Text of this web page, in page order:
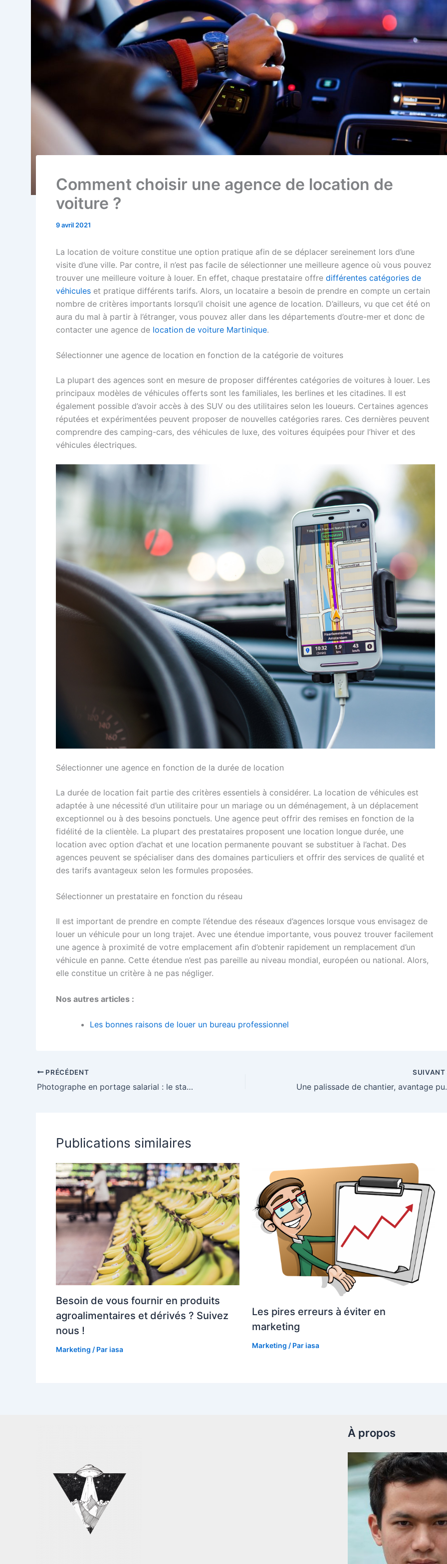
Comment choisir une agence de location de
voiture ?
9 avril 2021
La location de voiture constitue une option pratique afin de se déplacer sereinement lors d’une
visite d’une ville. Par contre, il n’est pas facile de sélectionner une meilleure agence où vous pouvez
trouver une meilleure voiture à louer. En effet, chaque prestataire offre différentes catégories de
véhicules et pratique différents tarifs. Alors, un locataire a besoin de prendre en compte un certain
nombre de critères importants lorsqu’il choisit une agence de location. D’ailleurs, vu que cet été on
aura du mal à partir à l’étranger, vous pouvez aller dans les départements d’outre-mer et donc de
contacter une agence de location de voiture Martinique.
Sélectionner une agence de location en fonction de la catégorie de voitures
La plupart des agences sont en mesure de proposer différentes catégories de voitures à louer. Les
principaux modèles de véhicules offerts sont les familiales, les berlines et les citadines. Il est
également possible d’avoir accès à des SUV ou des utilitaires selon les loueurs. Certaines agences
réputées et expérimentées peuvent proposer de nouvelles catégories rares. Ces dernières peuvent
comprendre des camping-cars, des véhicules de luxe, des voitures équipées pour l’hiver et des
véhicules électriques.
Sélectionner une agence en fonction de la durée de location
La durée de location fait partie des critères essentiels à considérer. La location de véhicules est
adaptée à une nécessité d’un utilitaire pour un mariage ou un déménagement, à un déplacement
exceptionnel ou à des besoins ponctuels. Une agence peut offrir des remises en fonction de la
fidélité de la clientèle. La plupart des prestataires proposent une location longue durée, une
location avec option d’achat et une location permanente pouvant se substituer à l’achat. Des
agences peuvent se spécialiser dans des domaines particuliers et offrir des services de qualité et
des tarifs avantageux selon les formules proposées.
Sélectionner un prestataire en fonction du réseau
Il est important de prendre en compte l’étendue des réseaux d’agences lorsque vous envisagez de
louer un véhicule pour un long trajet. Avec une étendue importante, vous pouvez trouver facilement
une agence à proximité de votre emplacement afin d’obtenir rapidement un remplacement d’un
véhicule en panne. Cette étendue n’est pas pareille au niveau mondial, européen ou national. Alors,
elle constitue un critère à ne pas négliger.
Nos autres articles :
Les bonnes raisons de louer un bureau professionnel
PRÉCÉDENT
Photographe en portage salarial : le statut idéal pour être indépendant
SUIVANT
Une
Publications similaires
Besoin de vous fournir en produits
agroalimentaires et dérivés ? Suivez
nous !
Marketing / Pariasa
Les pires erreurs à éviter en
marketing
Marketing / Pariasa
À propos